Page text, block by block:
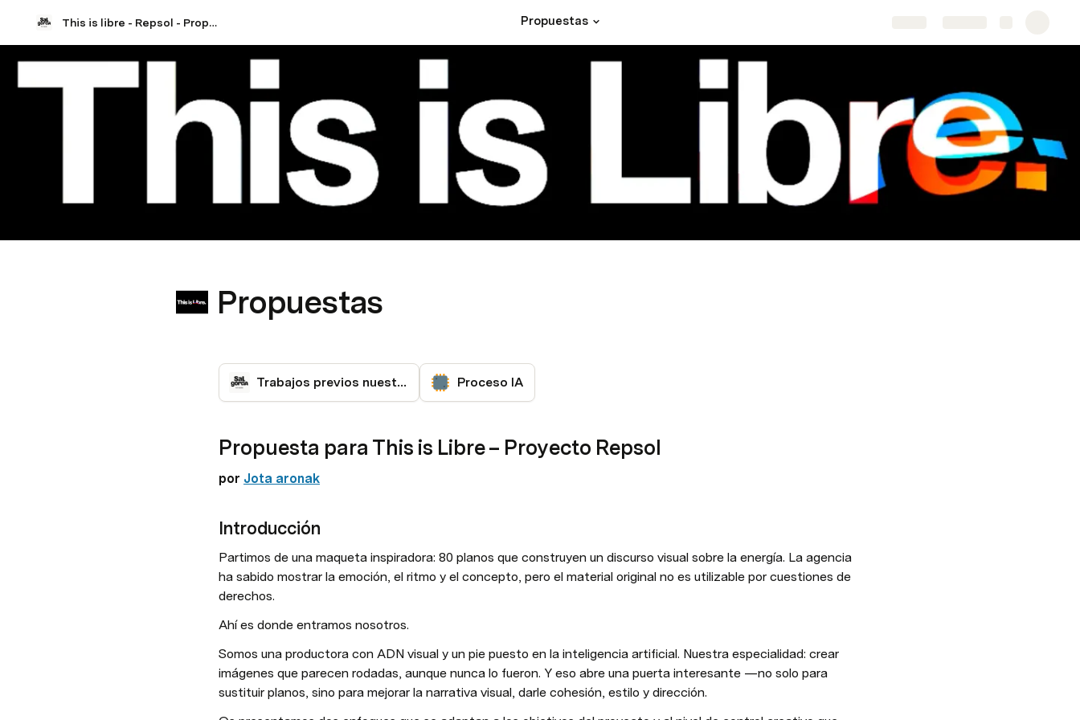
This is libre - Repsol - Propuesta + showcase Propuestas
Propuestas
Trabajos previos nuestros Proceso IA
Propuesta para This is Libre – Proyecto Repsol
por Jota aronak
Introducción
Partimos de una maqueta inspiradora: 80 planos que construyen un discurso visual sobre la energía. La agencia
ha sabido mostrar la emoción, el ritmo y el concepto, pero el material original no es utilizable por cuestiones de
derechos.
Ahí es donde entramos nosotros.
Somos una productora con ADN visual y un pie puesto en la inteligencia artificial. Nuestra especialidad: crear
imágenes que parecen rodadas, aunque nunca lo fueron. Y eso abre una puerta interesante —no solo para
sustituir planos, sino para mejorar la narrativa visual, darle cohesión, estilo y dirección.